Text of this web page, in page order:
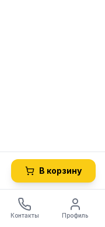
В корзину
Контакты Профиль